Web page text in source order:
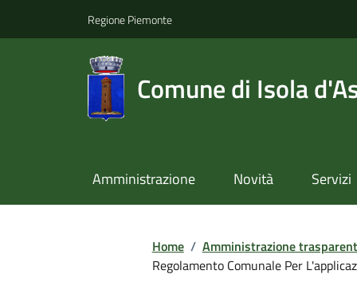
Regione Piemonte
Comune di Isola
Amministrazione Novità Servizi
Home / Amministrazione
Regolamento Comunale Per